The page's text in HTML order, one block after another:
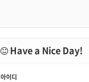
Have a Nice Day!
아이디